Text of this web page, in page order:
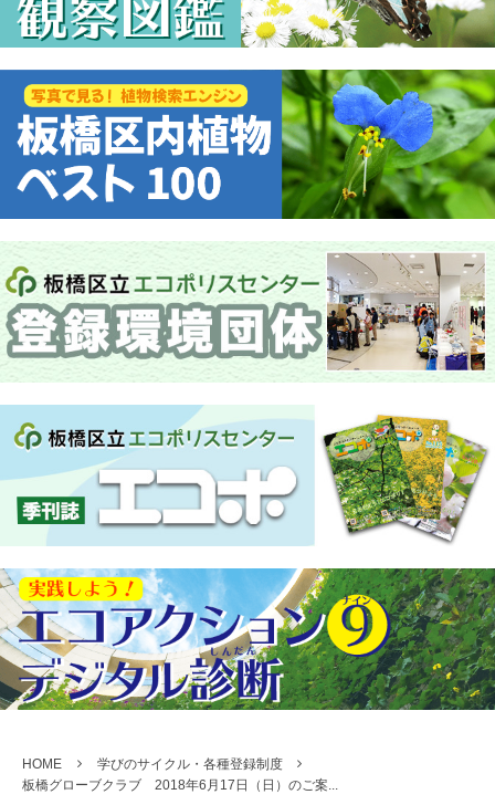
HOME
学びのサイクル・各種登録制度
板橋グローブクラブ 2018年6月17日（日）のご案...